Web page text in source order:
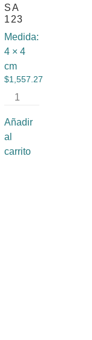
SA
123
Medida:
4 × 4
cm
$1,557.27
Añadir
al
carrito